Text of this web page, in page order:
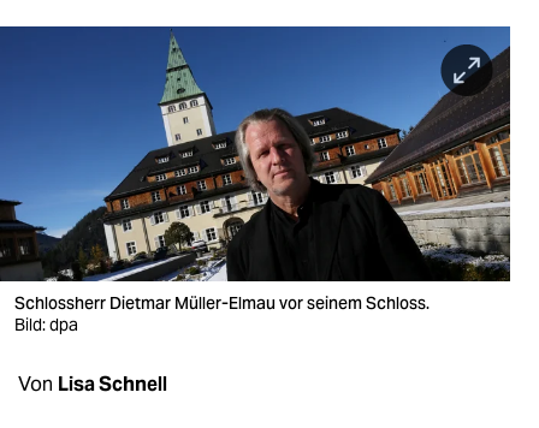
wahrheit
verlag
verlag
veranstaltungen
Schlossherr Dietmar Müller-Elmau vor seinem Schloss.
Bild: dpa
Von Lisa Schnell